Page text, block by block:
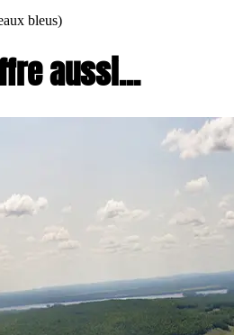
bleus)
aussi...